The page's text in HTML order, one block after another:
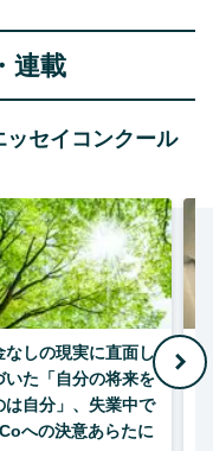
連載
セイコンクール
なしの現実に直面し
いた「自分の将来を
は自分」、失業中で
への決意あらたに